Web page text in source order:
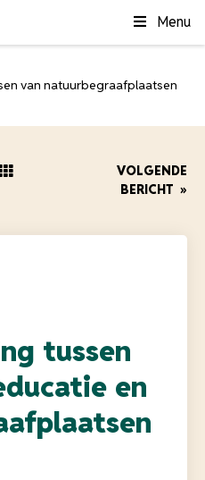
Menu
van natuurbegraafplaatsen
VOLGENDE
BERICHT »
tussen
en